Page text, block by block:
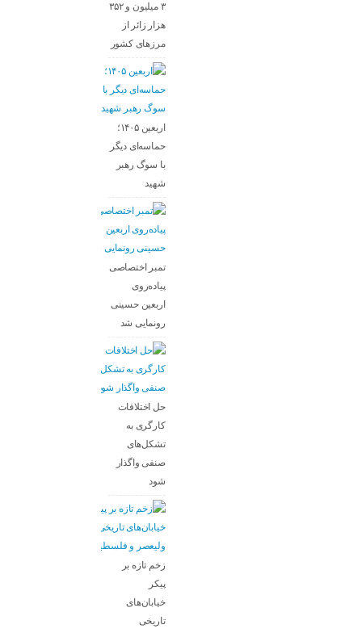
۳ میلیون و ۳۵۲
هزار زائر از
مرزهای کشور
اربعین ۱۴۰۵؛
حماسه‌ای دیگر
با سوگ رهبر
شهید
تمبر اختصاصی
پیاده‌روی
اربعین حسینی
رونمایی شد
حل اختلافات
کارگری به
تشکل‌های
صنفی واگذار
شود
زخم تازه بر
پیکر
خیابان‌های
تاریخی